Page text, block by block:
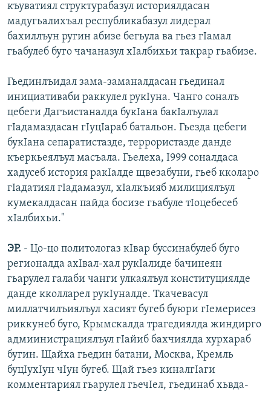
къуватиял структурабазул историялдасан
мадугьалихъал республикабазул лидерал
бахиллъун ругин абизе бегьула ва гьез гІамал
гьабулеб буго чачаназул хІалбихьи такрар гьабизе.
Гьединлъидал зама-заманалдасан гьединал
инициативаби раккулел рукІуна. Чанго соналъ
цебеги Дагъистаналда букІана бакІалъулал
гІадамаздасан гІуцІараб батальон. Гьезда цебеги
букІана сепаратистазде, террористазде данде
къеркьеялъул масъала. Гьелеха, І999 соналдаса
хадусеб история ракІалде щвезабуни, гьеб кколаро
гІадатиял гІадамазул, хІалкъияб милициялъул
кумекалдасан пайда босизе гьабуле тІоцебесеб
хІалбихьи."
ЭР. - Цо-цо политологаз кІвар буссинабулеб буго
регионалда ахІвал-хал рукІалиде бачинеян
гьарулел галаби чанги улкаялъул конституциялде
данде кколларел рукІуналде. Ткачевасул
миллатчилъиялъул хасият бугеб буюри гІемерисез
риккунеб буго, Крымскалда трагедиялда жиндирго
адмиинистрациялъул гІайиб бахчиялда хурхараб
бугин. Щайха гьедин батани, Москва, Кремль
буцІухІун чІун бугеб. Щай гьез киналгІаги
комментариял гьарулел гьечІел, гьединаб хьвда-